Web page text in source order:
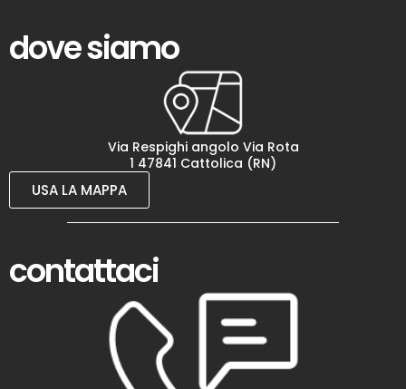
dove siamo
Via Respighi angolo Via Rota
1 47841 Cattolica (RN)
USA LA MAPPA
contattaci